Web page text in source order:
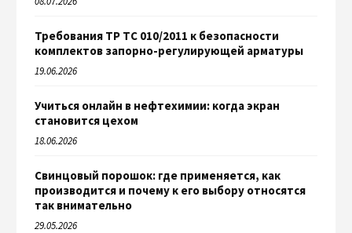
Требования ТР ТС 010/2011 к безопасности
комплектов запорно-регулирующей арматуры
19.06.2026
Учиться онлайн в нефтехимии: когда экран
становится цехом
18.06.2026
Свинцовый порошок: где применяется, как
производится и почему к его выбору относятся
так внимательно
29.05.2026